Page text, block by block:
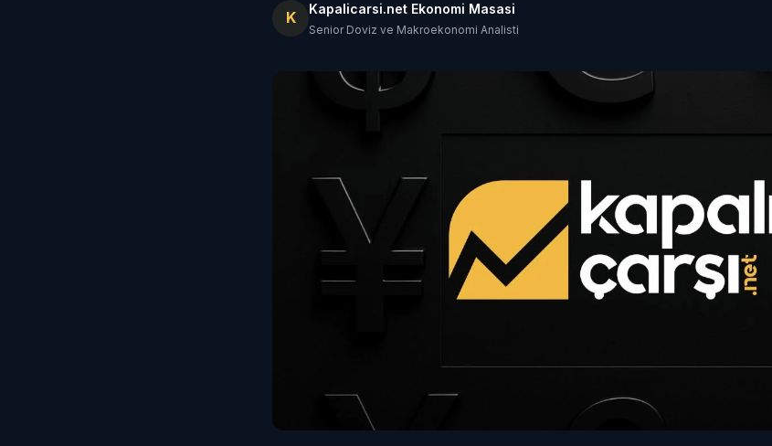
K Kapalicarsi.net Ekonomi Masasi
Senior Doviz ve Makroekonomi Analisti